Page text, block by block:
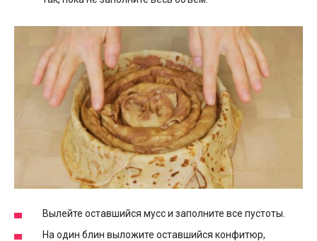
Вылейте оставшийся мусс и заполните все пустоты.
На один блин выложите оставшийся конфитюр,